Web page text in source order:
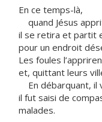
En ce temps-là,
quand Jésus
il se retira et partit
pour un endroit
Les foules
et, quittant leurs
En débarquant, il
il fut saisi de
malades.